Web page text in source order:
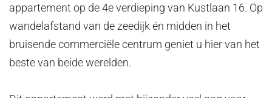
appartement op de 4e verdieping van Kustlaan 16. Op
wandelafstand van de zeedijk én midden in het
bruisende commerciële centrum geniet u hier van het
beste van beide werelden.